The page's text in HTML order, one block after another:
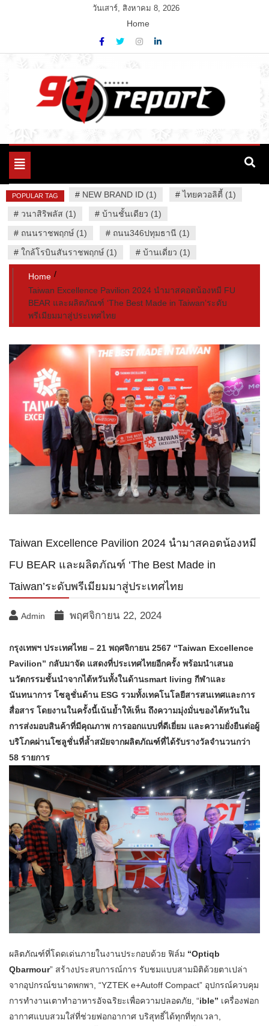
วันเสาร์, สิงหาคม 8, 2026
Home
94 Report.com
Variety News
Toggle
POPULAR TAG # NEW BRAND ID (1) #ไทยควอลิตี้ (1)
# วนาสิริพลัส (1) # บ้านชั้นเดียว (1)
# ถนนราชพฤกษ์ (1) # ถนน346ปทุมธานี (1)
# ใกล้โรบินสันราชพฤกษ์ (1) # บ้านเดี่ยว (1)
Home
Taiwan Excellence Pavilion 2024 นำมาสคอตน้องหมี FU
BEAR และผลิตภัณฑ์ ‘The Best Made in Taiwan’ระดับ
พรีเมียมมาสู่ประเทศไทย
Taiwan Excellence Pavilion 2024 นำมาสคอตน้องหมี
FU BEAR และผลิตภัณฑ์ ‘The Best Made in
Taiwan’ระดับพรีเมียมมาสู่ประเทศไทย
Admin พฤศจิกายน 22, 2024
กรุงเทพฯ ประเทศไทย – 21 พฤศจิกายน 2567 “Taiwan Excellence
Pavilion” กลับมาจัด แสดงที่ประเทศไทยอีกครั้ง พร้อมนำเสนอ
นวัตกรรมชั้นนำจากไต้หวันทั้งในด้านsmart living กีฬาและ
นันทนาการ โซลูชั่นด้าน ESG รวมทั้งเทคโนโลยีสารสนเทศและการ
สื่อสาร โดยงานในครั้งนี้เน้นย้ำให้เห็น ถึงความมุ่งมั่นของไต้หวันใน
การส่งมอบสินค้าที่มีคุณภาพ การออกแบบที่ดีเยี่ยม และความยั่งยืนต่อผู้
บริโภคผ่านโซลูชั่นที่ล้ำสมัยจากผลิตภัณฑ์ที่ได้รับรางวัลจำนวนกว่า
58 รายการ
ผลิตภัณฑ์ที่โดดเด่นภายในงานประกอบด้วย ฟิล์ม “Optiqb
Qbarmour” สร้างประสบการณ์การ รับชมแบบสามมิติด้วยตาเปล่า
จากอุปกรณ์ขนาดพกพา, “YZTEK e+Autoff Compact” อุปกรณ์ควบคุม
การทำงานเตาทำอาหารอัจฉริยะเพื่อความปลอดภัย, “ible” เครื่องฟอก
อากาศแบบสวมใส่ที่ช่วยฟอกอากาศ บริสุทธิ์ได้ทุกที่ทุกเวลา,